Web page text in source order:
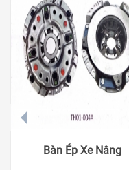
Bàn Ép Xe Nâng
prev